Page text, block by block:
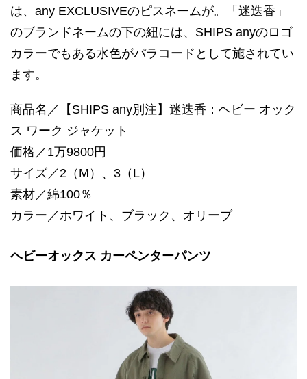
は、any EXCLUSIVEのピスネームが。「迷迭香」
のブランドネームの下の紐には、SHIPS anyのロゴ
カラーでもある水色がパラコードとして施されてい
ます。
商品名／【SHIPS any別注】迷迭香：ヘビー オック
ス ワーク ジャケット
価格／1万9800円
サイズ／2（M）、3（L）
素材／綿100％
カラー／ホワイト、ブラック、オリーブ
ヘビーオックス カーペンターパンツ